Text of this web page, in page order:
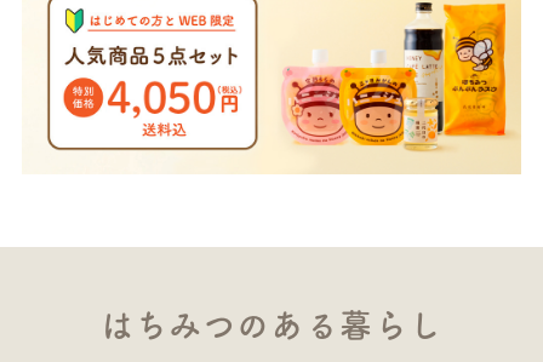
はちみつのある暮らし